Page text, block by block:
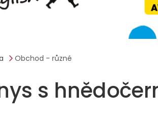
Obchod - různé
s